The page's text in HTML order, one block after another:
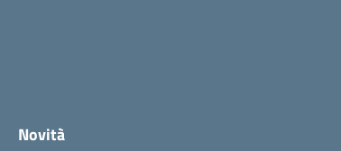
Novità